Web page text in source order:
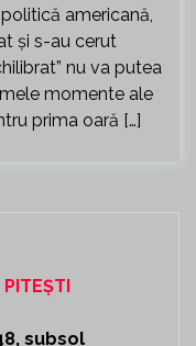
americană,
și s-au cerut
nu va putea
momente ale
prima oară […]
subsol